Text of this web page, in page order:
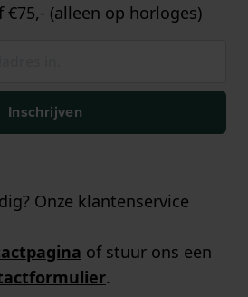
€75,- (alleen op horloges)
Inschrijven
Onze klantenservice
of stuur ons een
.